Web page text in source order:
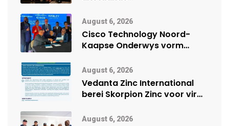
Namibië Mynbou Ekspo
August 6, 2026
Cisco Technology Noord-
Kaapse Onderwys vorm
vennootskap
August 6, 2026
Vedanta Zinc International
berei Skorpion Zinc voor vir
August 6, 2026